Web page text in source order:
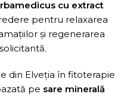
cu extract
pentru relaxarea
și regenerarea
din Elveția în fitoterapie
pe sare minerală